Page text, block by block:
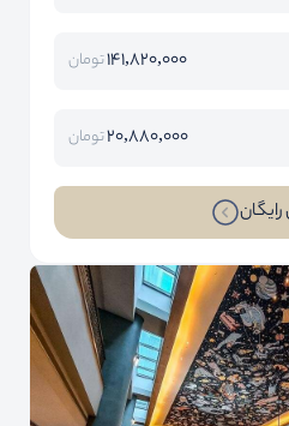
141,820,000تومان
20,880,000تومان